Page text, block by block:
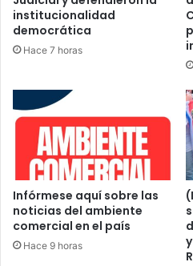
institucionalidad
democrática
Hace 7 horas
Infórmese aquí sobre las
noticias del ambiente
comercial en el país
Hace 9 horas